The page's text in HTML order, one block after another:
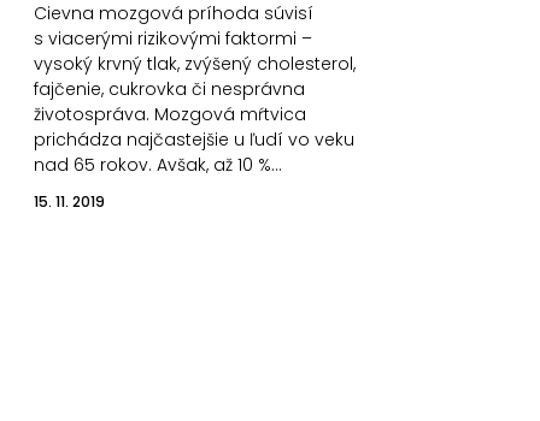
Cievna mozgová príhoda súvisí
s viacerými rizikovými faktormi –
vysoký krvný tlak, zvýšený cholesterol,
fajčenie, cukrovka či nesprávna
životospráva. Mozgová mŕtvica
prichádza najčastejšie u ľudí vo veku
nad 65 rokov. Avšak, až 10 %…
15. 11. 2019